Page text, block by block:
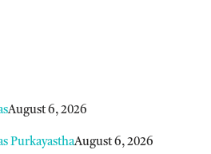
August 6, 2026
PurkayasthaAugust 6, 2026